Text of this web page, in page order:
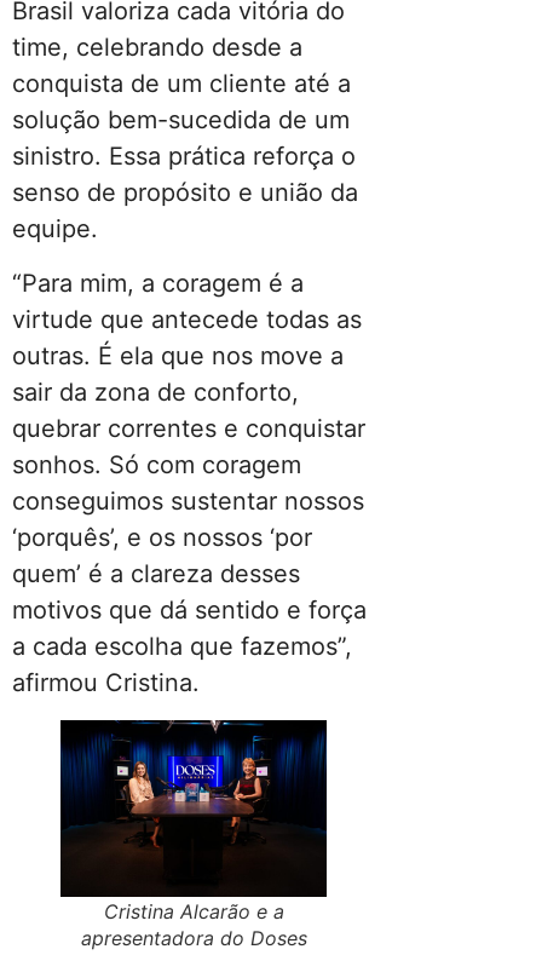
Brasil valoriza cada vitória do
time, celebrando desde a
conquista de um cliente até a
solução bem-sucedida de um
sinistro. Essa prática reforça o
senso de propósito e união da
equipe.
“Para mim, a coragem é a
virtude que antecede todas as
outras. É ela que nos move a
sair da zona de conforto,
quebrar correntes e conquistar
sonhos. Só com coragem
conseguimos sustentar nossos
‘porquês’, e os nossos ‘por
quem’ é a clareza desses
motivos que dá sentido e força
a cada escolha que fazemos”,
afirmou Cristina.
Cristina Alcarão e a
apresentadora do Doses